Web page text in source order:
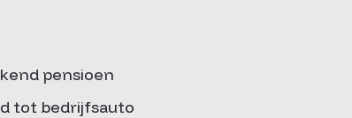
pensioen
tot bedrijfsauto